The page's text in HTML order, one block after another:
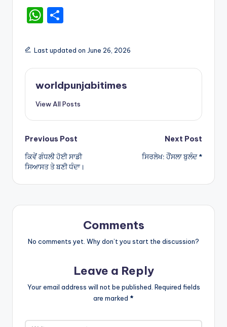
W
a
ts
A
p
ar
e
Last updated on June 26, 2026
worldpunjabitimes
View All Posts
Post
navigation
Previous Post
ਕਿਵੇਂ ਗੰਧਲੀ ਹੋਈ ਸਾਡੀ
ਸਿਆਸਤ ਤੇ ਬਣੀ ਧੰਦਾ।
Next Post
ਸਿਰਲੇਖ: ਹੌਂਸਲਾ ਬੁਲੰਦ *
Comments
No comments yet. Why don’t you start the discussion?
Leave a Reply
Your email address will not be published. Required fields
are marked *